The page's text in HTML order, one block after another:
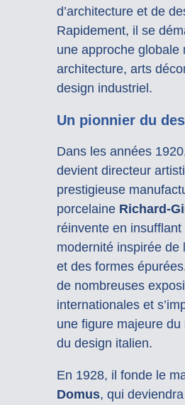
d’architecture et de
Rapidement, il se
une approche globale
architecture, arts
design industriel.
Un pionnier du
Dans les années
devient directeur
prestigieuse
porcelaine Richard-
réinvente en insufflant
modernité inspirée de
et des formes
de nombreuses
internationales et
une figure majeure du
du design italien.
En 1928, il fonde le
Domus, qui